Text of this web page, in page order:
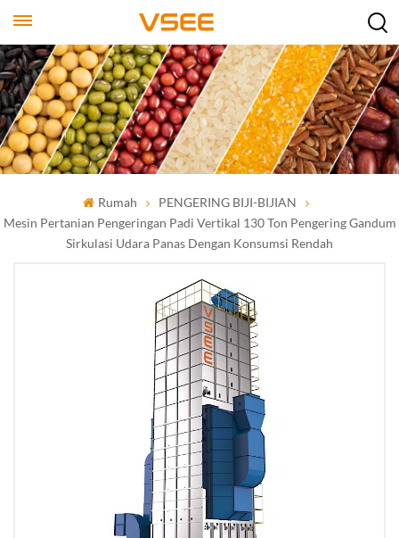
Rumah
PENGERING BIJI-BIJIAN
Mesin Pertanian Pengeringan Padi Vertikal 130 Ton Pengering Gandum
Sirkulasi Udara Panas Dengan Konsumsi Rendah